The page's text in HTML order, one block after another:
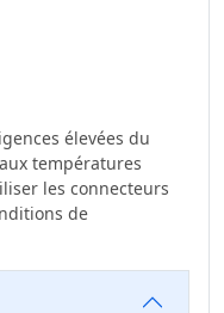
élevées du
températures
les connecteurs
de